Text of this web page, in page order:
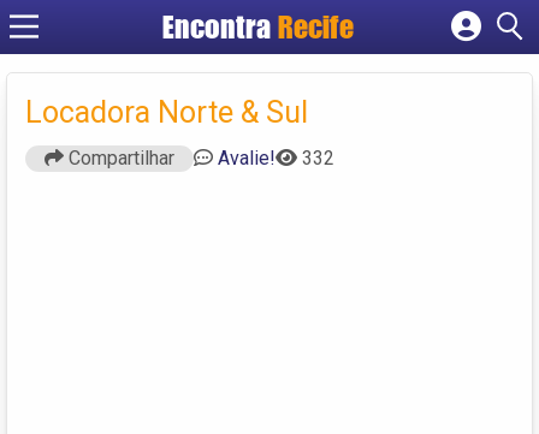
Encontra Recife
Cadastrar empresa
Criar conta
Locadora Norte & Sul
Compartilhar Avalie! 332